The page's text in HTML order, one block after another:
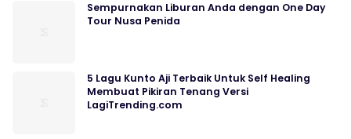
Sempurnakan Liburan Anda dengan One Day
Tour Nusa Penida
5 Lagu Kunto Aji Terbaik Untuk Self Healing
Membuat Pikiran Tenang Versi
LagiTrending.com